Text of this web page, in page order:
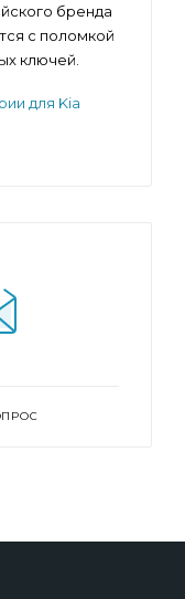
бренда
с поломкой
ключей.
для Kia